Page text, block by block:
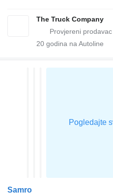
The Truck Company
20 godina na Autoline
Samro